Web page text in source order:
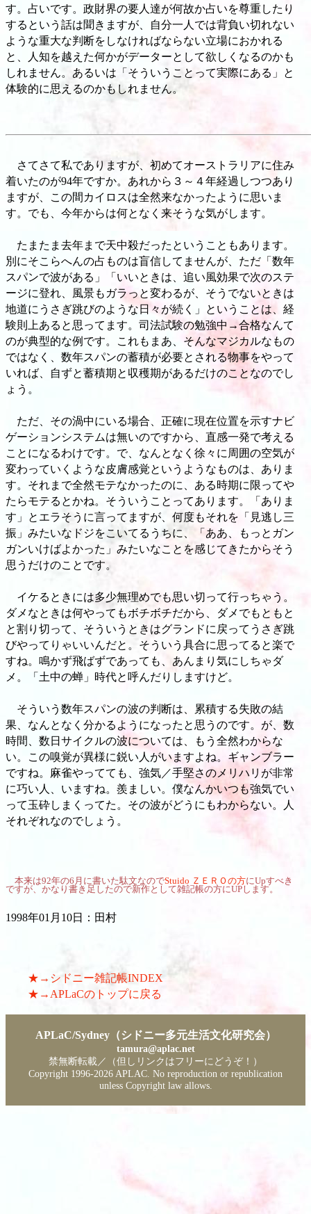
す。占いです。政財界の要人達が何故か占いを尊重したり
するという話は聞きますが、自分一人では背負い切れない
ような重大な判断をしなければならない立場におかれる
と、人知を越えた何かがデーターとして欲しくなるのかも
しれません。あるいは「そういうことって実際にある」と
体験的に思えるのかもしれません。
さてさて私でありますが、初めてオーストラリアに住み
着いたのが94年ですか。あれから３～４年経過しつつあり
ますが、この間カイロスは全然来なかったように思いま
す。でも、今年からは何となく来そうな気がします。
たまたま去年まで天中殺だったということもあります。
別にそこらへんの占ものは盲信してませんが、ただ「数年
スパンで波がある」「いいときは、追い風効果で次のステ
ージに登れ、風景もガラっと変わるが、そうでないときは
地道にうさぎ跳びのような日々が続く」ということは、経
験則上あると思ってます。司法試験の勉強中→合格なんて
のが典型的な例です。これもまあ、そんなマジカルなもの
ではなく、数年スパンの蓄積が必要とされる物事をやって
いれば、自ずと蓄積期と収穫期があるだけのことなのでし
ょう。
ただ、その渦中にいる場合、正確に現在位置を示すナビ
ゲーションシステムは無いのですから、直感一発で考える
ことになるわけです。で、なんとなく徐々に周囲の空気が
変わっていくような皮膚感覚というようなものは、ありま
す。それまで全然モテなかったのに、ある時期に限ってや
たらモテるとかね。そういうことってあります。「ありま
す」とエラそうに言ってますが、何度もそれを「見逃し三
振」みたいなドジをこいてるうちに、「ああ、もっとガン
ガンいけばよかった」みたいなことを感じてきたからそう
思うだけのことです。
イケるときには多少無理めでも思い切って行っちゃう。
ダメなときは何やってもボチボチだから、ダメでもともと
と割り切って、そういうときはグランドに戻ってうさぎ跳
びやってりゃいいんだと。そういう具合に思ってると楽で
すね。鳴かず飛ばずであっても、あんまり気にしちゃダ
メ。「土中の蝉」時代と呼んだりしますけど。
そういう数年スパンの波の判断は、累積する失敗の結
果、なんとなく分かるようになったと思うのです。が、数
時間、数日サイクルの波については、もう全然わからな
い。この嗅覚が異様に鋭い人がいますよね。ギャンブラー
ですね。麻雀やってても、強気／手堅さのメリハリが非常
に巧い人、いますね。羨ましい。僕なんかいつも強気でい
って玉砕しまくってた。その波がどうにもわからない。人
それぞれなのでしょう。
本来は92年の6月に書いた駄文なのでStuido ＺＥＲＯの方にUpすべき
ですが、かなり書き足したので新作として雑記帳の方にUPします。
1998年01月10日：田村
★→シドニー雑記帳INDEX
★→APLaCのトップに戻る
APLaC/Sydney（シドニー多元生活文化研究会）
tamura@aplac.net
禁無断転載／（但しリンクはフリーにどうぞ！）
Copyright 1996-2026 APLAC. No reproduction or republication
unless Copyright law allows.